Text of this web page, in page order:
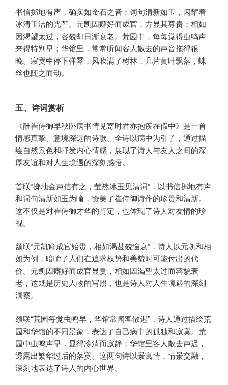
书信掷地有声，确实如金石之音；词句清新如玉，闪耀着
冰清玉洁的光芒。元凯因癖好而成官，方显其尊贵；相如
因渴望太过，容貌却日渐衰老。荒园中，每每觉得虫鸣声
来得特别早；华馆里，常常听闻客人散去的声音拖得很
晚。寂寞中停下弹琴，风吹满了树林，几片黄叶飘落，蛛
丝也随之而动。
五、诗词赏析
《酬崔侍御早秋卧病书情见寄时君亦抱疾在假中》是一首
情感真挚、意境深远的诗歌。全诗以病中为引子，通过描
绘自然景色和抒发内心情感，展现了诗人与友人之间的深
厚友谊和对人生境遇的深刻感悟。
首联“掷地金声信有之，莹然冰玉见清词”，以书信掷地有声
和词句清新如玉为喻，赞美了崔侍御诗作的珍贵和清新。
这不仅是对崔侍御才华的肯定，也体现了诗人对友情的珍
视。
颔联“元凯癖成官始贵，相如渴甚貌逾衰”，诗人以元凯和相
如为例，暗喻了人们在追求权势和美貌时可能付出的代
价。元凯因癖好而成官显贵，相如因渴望太过而容貌衰
老，这既是历史人物的写照，也是诗人对人生境遇的深刻
洞察。
颈联“荒园每觉虫鸣早，华馆常闻客散迟”，诗人通过描绘荒
园和华馆的不同景象，表达了自己病中的孤独和寂寞。荒
园中虫鸣声早，显得冷清而寂静；华馆里客人散去声迟，
透露出繁华过后的落寞。这两句诗以景寓情，情景交融，
深刻地表达了诗人的内心世界。